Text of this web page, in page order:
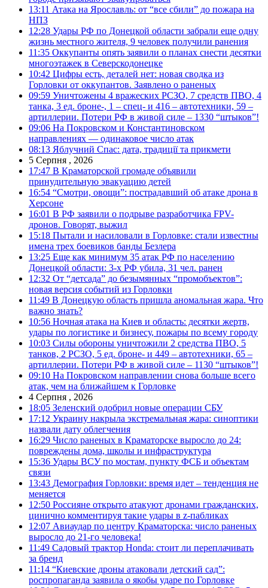
13:11 Атака на Ярославль: от “все сбили” до пожара на
НПЗ
12:28 Удары РФ по Донецкой области забрали еще одну
жизнь местного жителя, 9 человек получили ранения
11:35 Оккупанты опять заявили о планах снести десятки
многоэтажек в Северскодонецке
10:42 Цифры есть, деталей нет: новая сводка из
Горловки от оккупантов. Заявлено о раненых
09:59 Уничтожены 4 вражеских РСЗО, 7 средств ПВО, 4
танка, 3 ед. броне-, 1 – спец- и 416 – автотехники, 59 –
артиллерии. Потери РФ в живой силе – 1330 “штыков”!
09:06 На Покровском и Константиновском
направлениях — одинаковое число атак
08:13 Яблучний Спас: дата, традиції та прикмети
5 Серпня , 2026
17:47 В Краматорской громаде объявили
принудительную эвакуацию детей
16:54 “Смотри, овощи”: пострадавший об атаке дрона в
Херсоне
16:01 В РФ заявили о подрыве разработчика FPV-
дронов. Говорят, выжил
15:18 Пытали и насиловали в Горловке: стали известны
имена трех боевиков банды Безлера
13:25 Еще как минимум 35 атак РФ по населению
Донецкой области: 3-х РФ убила, 31 чел. ранен
12:32 От “детсада” до безымянных “промобъектов”:
новая версия событий из Горловки
11:49 В Донецкую область пришла аномальная жара. Что
важно знать?
10:56 Ночная атака на Киев и область: десятки жертв,
удары по логистике и бизнесу, пожары по всему городу
10:03 Силы обороны уничтожили 2 средства ПВО, 5
танков, 2 РСЗО, 5 ед. броне- и 449 – автотехники, 65 –
артиллерии. Потери РФ в живой силе – 1130 “штыков”!
09:10 На Покровском направлении снова больше всего
атак, чем на ближайшем к Горловке
4 Серпня , 2026
18:05 Зеленский одобрил новые операции СБУ
17:12 Украину накрыла экстремальная жара: синоптики
назвали дату облегчения
16:29 Число раненых в Краматорске выросло до 24:
повреждены дома, школы и инфраструктура
15:36 Удары ВСУ по мостам, пункту ФСБ и объектам
связи
13:43 Демография Горловки: время идет – тенденция не
меняется
12:50 Россияне открыто атакуют дронами гражданских,
цинично комментируя такие удары в z-пабликах
12:07 Авиаудар по центру Краматорска: число раненых
выросло до 21-го человека!
11:49 Садовый трактор Honda: стоит ли переплачивать
за бренд
11:14 “Киевские дроны атаковали детский сад”:
роспропаганда заявила о якобы ударе по Горловке